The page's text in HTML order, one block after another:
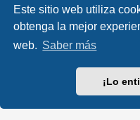
Este sitio web utiliza
obtenga la mejor
web. Saber más
¡Lo